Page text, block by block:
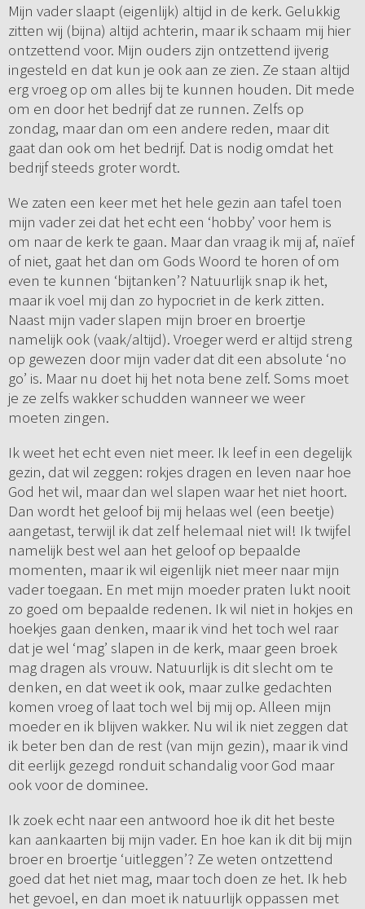
Mijn vader slaapt (eigenlijk) altijd in de kerk. Gelukkig
zitten wij (bijna) altijd achterin, maar ik schaam mij hier
ontzettend voor. Mijn ouders zijn ontzettend ijverig
ingesteld en dat kun je ook aan ze zien. Ze staan altijd
erg vroeg op om alles bij te kunnen houden. Dit mede
om en door het bedrijf dat ze runnen. Zelfs op
zondag, maar dan om een andere reden, maar dit
gaat dan ook om het bedrijf. Dat is nodig omdat het
bedrijf steeds groter wordt.
We zaten een keer met het hele gezin aan tafel toen
mijn vader zei dat het echt een ‘hobby’ voor hem is
om naar de kerk te gaan. Maar dan vraag ik mij af, naïef
of niet, gaat het dan om Gods Woord te horen of om
even te kunnen ‘bijtanken’? Natuurlijk snap ik het,
maar ik voel mij dan zo hypocriet in de kerk zitten.
Naast mijn vader slapen mijn broer en broertje
namelijk ook (vaak/altijd). Vroeger werd er altijd streng
op gewezen door mijn vader dat dit een absolute ‘no
go’ is. Maar nu doet hij het nota bene zelf. Soms moet
je ze zelfs wakker schudden wanneer we weer
moeten zingen.
Ik weet het echt even niet meer. Ik leef in een degelijk
gezin, dat wil zeggen: rokjes dragen en leven naar hoe
God het wil, maar dan wel slapen waar het niet hoort.
Dan wordt het geloof bij mij helaas wel (een beetje)
aangetast, terwijl ik dat zelf helemaal niet wil! Ik twijfel
namelijk best wel aan het geloof op bepaalde
momenten, maar ik wil eigenlijk niet meer naar mijn
vader toegaan. En met mijn moeder praten lukt nooit
zo goed om bepaalde redenen. Ik wil niet in hokjes en
hoekjes gaan denken, maar ik vind het toch wel raar
dat je wel ‘mag’ slapen in de kerk, maar geen broek
mag dragen als vrouw. Natuurlijk is dit slecht om te
denken, en dat weet ik ook, maar zulke gedachten
komen vroeg of laat toch wel bij mij op. Alleen mijn
moeder en ik blijven wakker. Nu wil ik niet zeggen dat
ik beter ben dan de rest (van mijn gezin), maar ik vind
dit eerlijk gezegd ronduit schandalig voor God maar
ook voor de dominee.
Ik zoek echt naar een antwoord hoe ik dit het beste
kan aankaarten bij mijn vader. En hoe kan ik dit bij mijn
broer en broertje ‘uitleggen’? Ze weten ontzettend
goed dat het niet mag, maar toch doen ze het. Ik heb
het gevoel, en dan moet ik natuurlijk oppassen met